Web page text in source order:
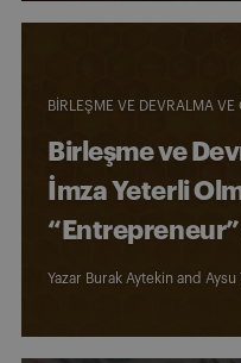
BIRLEŞME VE DEVRALMA VE
Birleşme ve
İmza Yeterli
Yazar Burak Aytekin and Aysu